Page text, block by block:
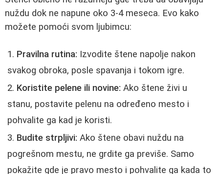
nuždu dok ne napune oko 3-4 meseca. Evo kako
možete pomoći svom ljubimcu:
Pravilna rutina: Izvodite štene napolje nakon
svakog obroka, posle spavanja i tokom igre.
Koristite pelene ili novine: Ako štene živi u
stanu, postavite pelenu na određeno mesto i
pohvalite ga kad je koristi.
Budite strpljivi: Ako štene obavi nuždu na
pogrešnom mestu, ne grdite ga previše. Samo
pokažite gde je pravo mesto i pohvalite ga kada to